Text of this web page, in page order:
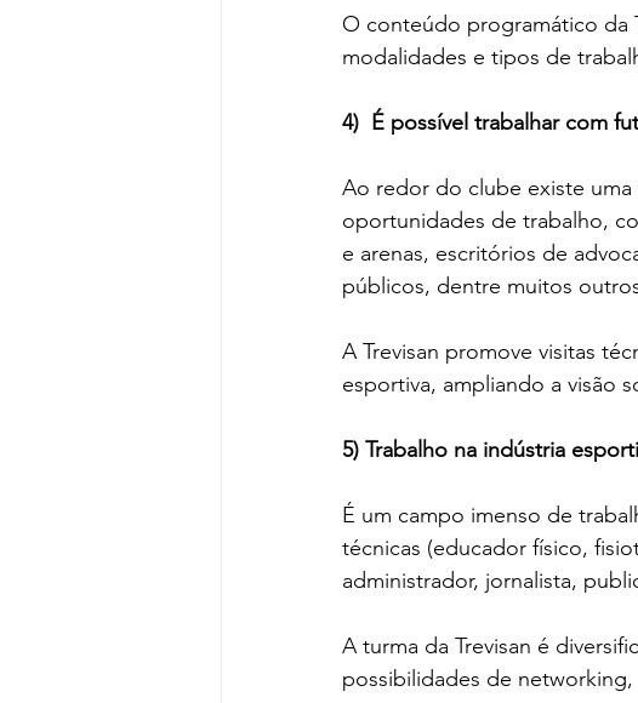
O conteúdo programático da
modalidades e tipos de
4)  É possível trabalhar com
Ao redor do clube existe uma
oportunidades de trabalho,
e arenas, escritórios de
públicos, dentre muitos
A Trevisan promove visitas
esportiva, ampliando a visão
5) Trabalho na indústria
É um campo imenso de
técnicas (educador físico,
administrador, jornalista,
A turma da Trevisan é
possibilidades de